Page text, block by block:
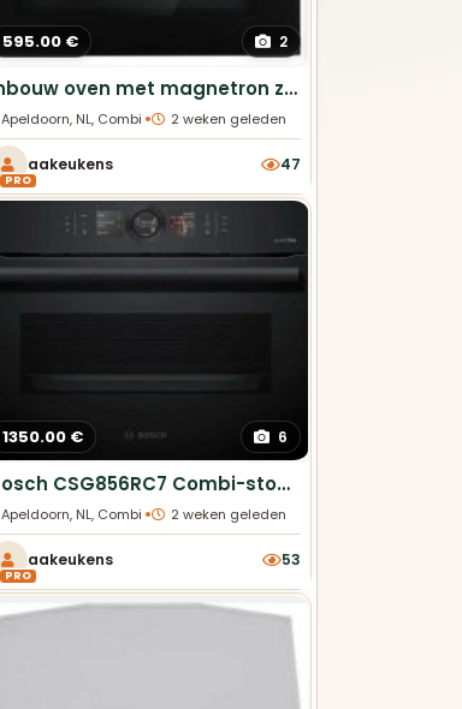
595.00 € 2
Inbouw oven met magnetron zwart, Restpartij HIMC4550 in doos
Apeldoorn, NL, Combi Ovens
• 2 weken geleden
PRO
aakeukens 47
1350.00 € 6
Bosch CSG856RC7 Combi-stoomoven 45cm Nieuw
Apeldoorn, NL, Combi Ovens
• 2 weken geleden
PRO
aakeukens 53